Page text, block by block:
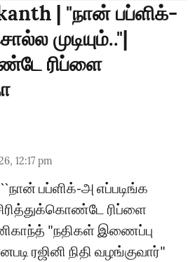
| "நான் பப்ளிக்-
முடியும்.."|
ரிப்ளை
12:17 pm
பப்ளிக்-அ எப்படிங்க
ரிப்ளை
"நதிகள் இணைப்பு
ரஜினி நிதி வழங்குவார்"